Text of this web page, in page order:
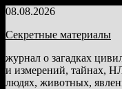
Перейти
содержимому
08.08.2026
Секретные материалы
журнал о загадках
и измерений, тайнах,
людях, животных,